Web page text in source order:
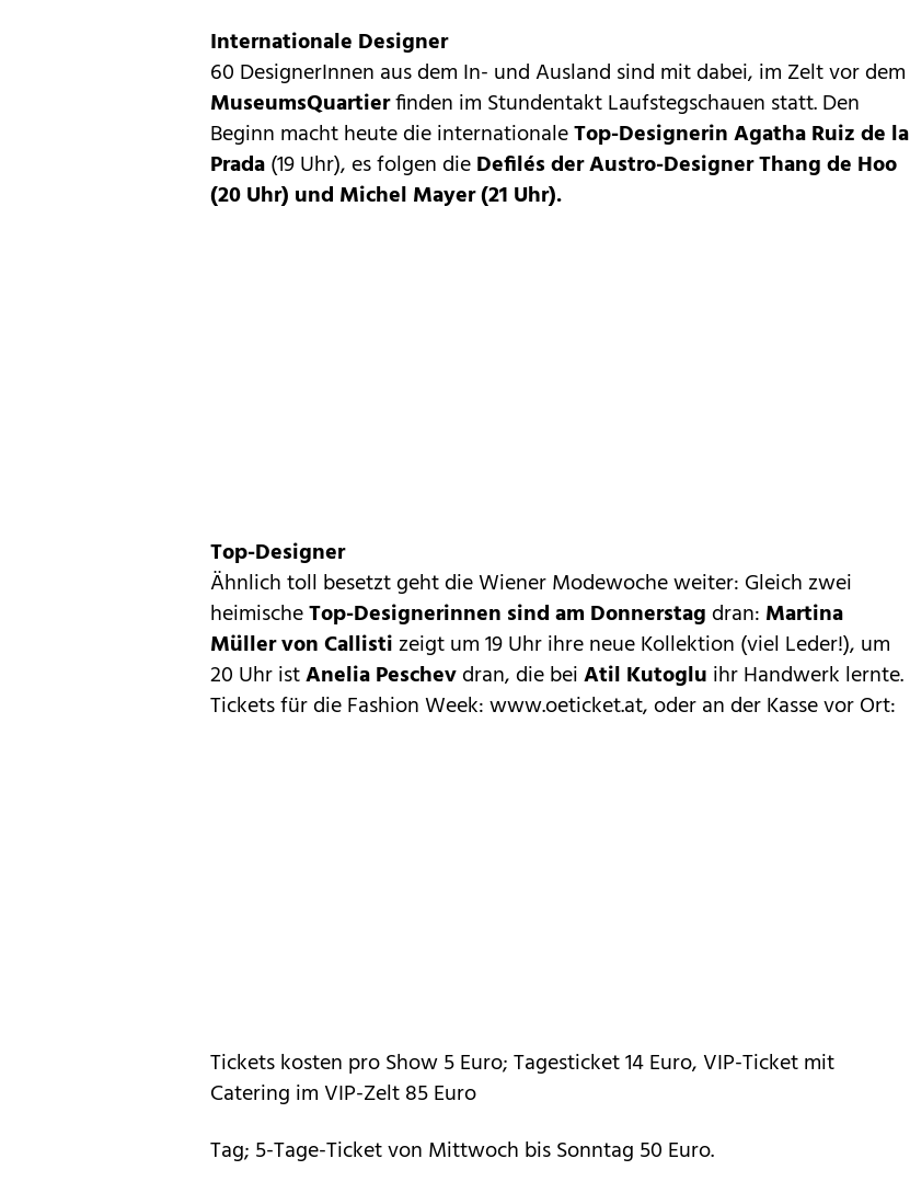
Internationale Designer
60 DesignerInnen aus dem In- und Ausland sind mit dabei, im Zelt vor dem
MuseumsQuartierfinden im Stundentakt Laufstegschauen statt. Den
Beginn macht heute die internationaleTop-Designerin Agatha Ruiz de la
Prada(19 Uhr), es folgen dieDefilés der Austro-Designer Thang de Hoo
(20 Uhr) und Michel Mayer (21 Uhr).
Top-Designer
Ähnlich toll besetzt geht die Wiener Modewoche weiter: Gleich zwei
heimischeTop-Designerinnen sind am Donnerstagdran: Martina
Müller von Callistizeigt um 19 Uhr ihre neue Kollektion (viel Leder!), um
20 Uhr istAnelia Peschevdran, die beiAtil Kutoglu ihr Handwerk lernte.
Tickets für die Fashion Week:www.oeticket.at, oder an der Kasse vor Ort:
Tickets kosten pro Show 5 Euro; Tagesticket 14 Euro, VIP-Ticket mit
Catering im VIP-Zelt 85 Euro
Tag; 5-Tage-Ticket von Mittwoch bis Sonntag 50 Euro.